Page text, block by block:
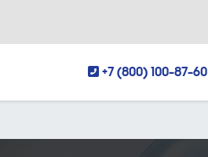
+7 (800) 100-87-60